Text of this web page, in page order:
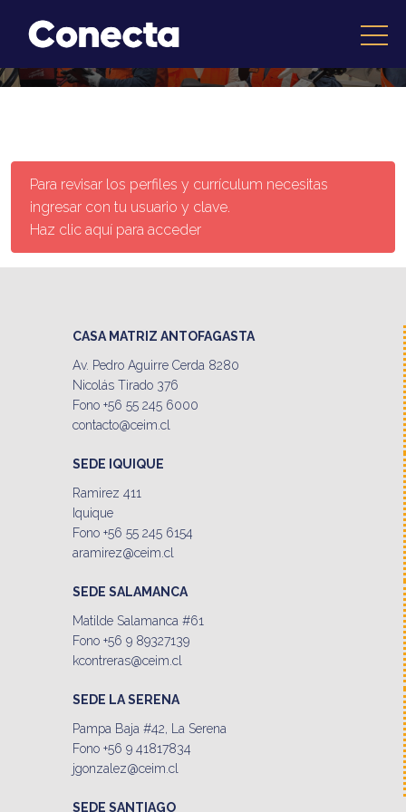
Para revisar los perfiles y currículum necesitas
ingresar con tu usuario y clave.
Haz clic aquí para acceder
CASA MATRIZ ANTOFAGASTA
Av. Pedro Aguirre Cerda 8280
Nicolás Tirado 376
Fono +56 55 245 6000
contacto@ceim.cl
SEDE IQUIQUE
Ramirez 411
Iquique
Fono +56 55 245 6154
aramirez@ceim.cl
SEDE SALAMANCA
Matilde Salamanca #61
Fono +56 9 89327139
kcontreras@ceim.cl
SEDE LA SERENA
Pampa Baja #42, La Serena
Fono +56 9 41817834
jgonzalez@ceim.cl
SEDE SANTIAGO